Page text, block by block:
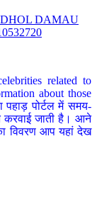
DHOL DAMAU
related to
about those
पहाड़ पोर्टल में समय-
करवाई जाती है। आने
विवरण आप यहां देख